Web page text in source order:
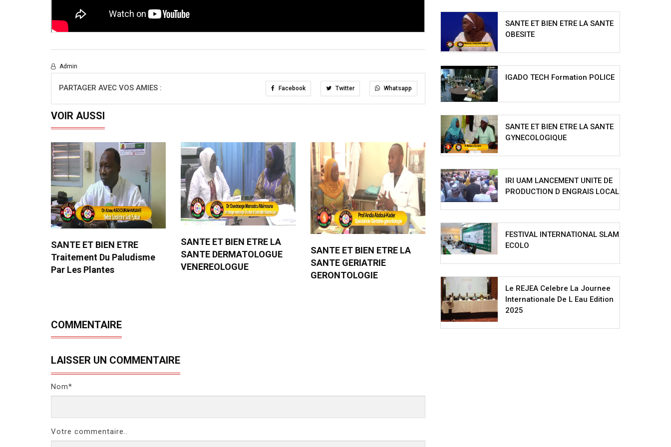
Admin
PARTAGER AVEC VOS AMIES : Facebook Twitter Whatsapp
VOIR AUSSI
SANTE ET BIEN ETRE
Traitement Du Paludisme
Par Les Plantes
SANTE ET BIEN ETRE LA
SANTE DERMATOLOGUE
VENEREOLOGUE
SANTE ET BIEN ETRE LA
SANTE GERIATRIE
GERONTOLOGIE
COMMENTAIRE
LAISSER UN COMMENTAIRE
Nom*
Votre commentaire..
SANTE ET BIEN ETRE LA SANTE
OBESITE
IGADO TECH Formation POLICE
SANTE ET BIEN ETRE LA SANTE
GYNECOLOGIQUE
IRI UAM LANCEMENT UNITE DE
PRODUCTION D ENGRAIS LOCAL
FESTIVAL INTERNATIONAL SLAM
ECOLO
Le REJEA Celebre La Journee
Internationale De L Eau Edition
2025